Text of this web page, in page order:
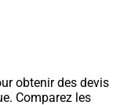
obtenir des devis
Comparez les